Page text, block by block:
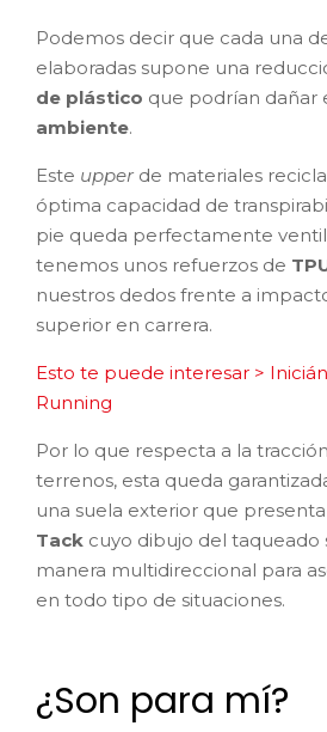
Podemos decir que cada una
elaboradas supone una
de plástico que podrían dañar
ambiente.
Este upper de materiales
óptima capacidad de
pie queda perfectamente
tenemos unos refuerzos de
nuestros dedos frente a
superior en carrera.
Esto te puede interesar >
Running
Por lo que respecta a la
terrenos, esta queda
una suela exterior que
Tack cuyo dibujo del taqueado
manera multidireccional para
en todo tipo de situaciones.
¿Son para mí?